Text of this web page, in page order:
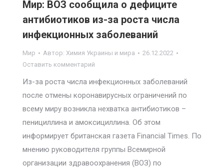
Мир: ВОЗ сообщила о дефиците
антибиотиков из-за роста числа
инфекционных заболеваний
Мир Автор: Химия Украины и мира
26.12.2022
Оставить комментарий
Из-за роста числа инфекционных заболеваний
после отмены коронавирусных ограничений по
всему миру возникла нехватка антибиотиков –
пенициллина и амоксициллина. Об этом
информирует британская газета Financial Times. По
мнению руководителя группы Всемирной
организации здравоохранения (ВОЗ) по